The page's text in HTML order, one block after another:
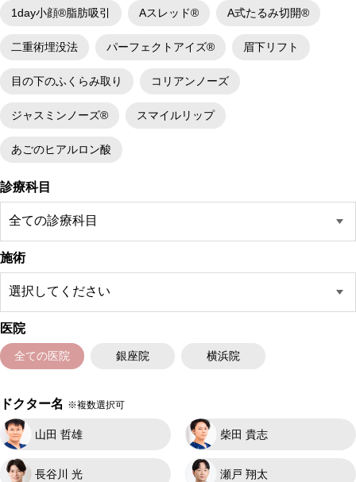
1day小顔®脂肪吸引 Aスレッド® A式たるみ切開®
二重術埋没法 パーフェクトアイズ® 眉下リフト
目の下のふくらみ取り コリアンノーズ
ジャスミンノーズ® スマイルリップ
あごのヒアルロン酸
診療科目
施術
医院
全ての医院 銀座院 横浜院
ドクター名 ※複数選択可
山田 哲雄 柴田 貴志
長谷川 光 瀬戸 翔太